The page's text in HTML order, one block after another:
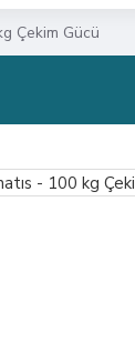
Çekim Gücü